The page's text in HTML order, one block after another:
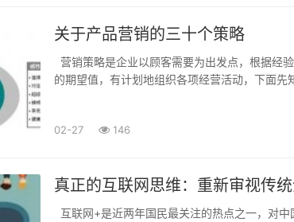
关于产品营销的三十个策略
营销策略是企业以顾客需要为出发点，根据经
的期望值，有计划地组织各项经营活动，下面
02-27 146
真正的互联网思维：重新审视传
互联网+是近两年国民最关注的热点之一，对